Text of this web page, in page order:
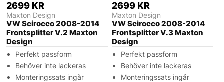
2699 KR
Maxton Design
VW Scirocco 2008-2014
Frontsplitter V.2 Maxton
Design
Perfekt passform
Behöver inte lackeras
Monteringssats ingår
2699 KR
Maxton Design
VW Scirocco 2008-2014
Frontsplitter V.3 Maxton
Design
Perfekt passform
Behöver inte lackeras
Monteringssats ingår